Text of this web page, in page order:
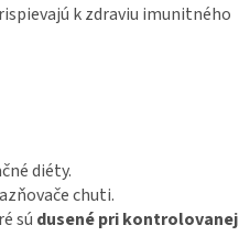
k zdraviu imunitného
diéty.
chuti.
sú dusené pri kontrolovanej